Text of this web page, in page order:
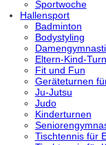
Sportwoche
Hallensport
Badminton
Bodystyling
Eltern-Kind-
Fit und Fun
Geräteturnen
Ju-Jutsu
Judo
Kinderturnen
Tischtennis für